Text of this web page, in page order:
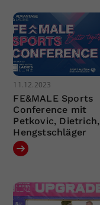
11.12.2023
FE&MALE Sports
Conference mit
Petkovic, Dietrich,
Hengstschläger